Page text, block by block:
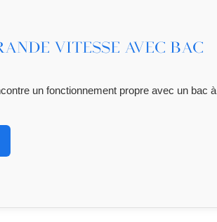
vitesse avec bac
un fonctionnement propre avec un bac à